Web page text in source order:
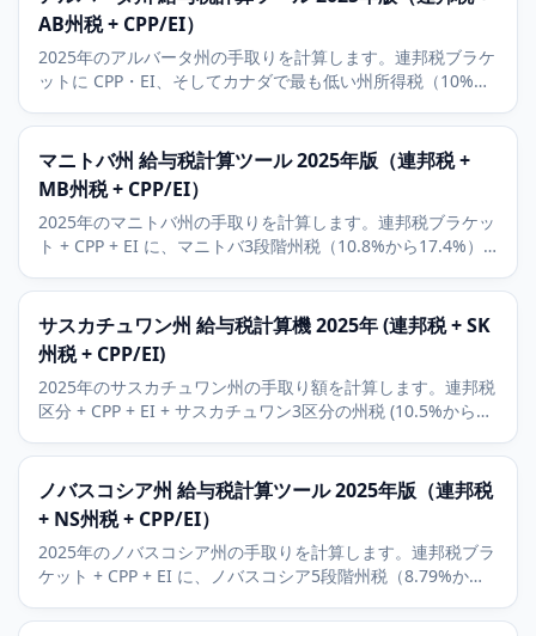
AB州税 + CPP/EI）
2025年のアルバータ州の手取りを計算します。連邦税ブラケ
ットに CPP・EI、そしてカナダで最も低い州所得税（10%か
マニトバ州 給与税計算ツール 2025年版（連邦税 +
MB州税 + CPP/EI）
2025年のマニトバ州の手取りを計算します。連邦税ブラケッ
ト + CPP + EI に、マニトバ3段階州税（10.8%から17.4%）
サスカチュワン州 給与税計算機 2025年 (連邦税 + SK
州税 + CPP/EI)
2025年のサスカチュワン州の手取り額を計算します。連邦税
区分 + CPP + EI + サスカチュワン3区分の州税 (10.5%から
ノバスコシア州 給与税計算ツール 2025年版（連邦税
+ NS州税 + CPP/EI）
2025年のノバスコシア州の手取りを計算します。連邦税ブラ
ケット + CPP + EI に、ノバスコシア5段階州税（8.79%から